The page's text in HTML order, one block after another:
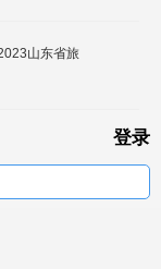
登录